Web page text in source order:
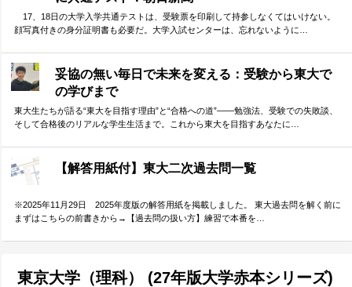
17、18日の大学入学共通テストは、受験票を印刷して持参しなくてはいけない。
顔写真付きの身分証明書も必要だ。大学入試センターは、忘れないように…
妥協の無い毎日で未来を変える：受験から東大で
の学びまで
東大生たちが語る“東大を目指す理由”と“合格への道”――勉強法、受験での失敗談、
そして合格後のリアルな学生生活まで。これから東大を目指すあなたに…
【解答用紙付】東大二次過去問一覧
※2025年11月29日 2025年度版の解答用紙を掲載しました。 東大過去問を解く前に
まずはこちらの前書きから→【過去問の扱い方】練習で本番を…
東京大学（理科） (27年版大学赤本シリーズ)